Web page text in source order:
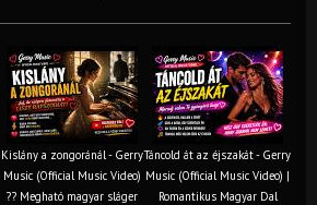
Kislány a zongoránál - Gerry
Music (Official Music Video)
?? Megható magyar sláger
Táncold át az éjszakát - Gerry
Music (Official Music Video) |
Romantikus Magyar Dal